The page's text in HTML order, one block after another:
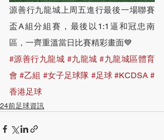
源善行九龍城上周五進行最後一場聯賽
盃A組分組賽，最後以1:1逼和冠忠南
區，一齊重溫當日比賽精彩畫面💙
#源善行九龍城 #九龍城 #九龍城區體育
會 #乙組 #女子足球隊 #足球 #KCDSA #
香港足球
24前足球資訊